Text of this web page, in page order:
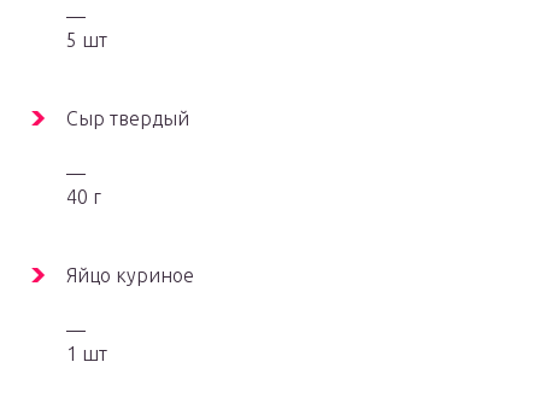
—
5 шт
Сыр твердый
—
40 г
Яйцо куриное
—
1 шт